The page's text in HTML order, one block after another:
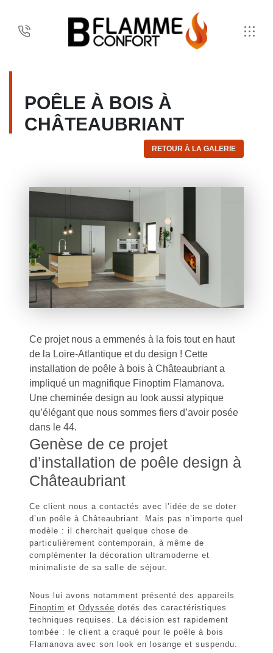
POÊLE À BOIS À
CHÂTEAUBRIANT
RETOUR À LA GALERIE
Ce projet nous a emmenés à la fois tout en haut
de la Loire-Atlantique et du design ! Cette
installation de poêle à bois à Châteaubriant a
impliqué un magnifique Finoptim Flamanova.
Une cheminée design au look aussi atypique
qu’élégant que nous sommes fiers d’avoir posée
dans le 44.
Genèse de ce projet
d’installation de poêle design à
Châteaubriant
Ce client nous a contactés avec l’idée de se doter
d’un poêle à Châteaubriant. Mais pas n’importe quel
modèle : il cherchait quelque chose de
particulièrement contemporain, à même de
complémenter la décoration ultramoderne et
minimaliste de sa salle de séjour.
Nous lui avons notamment présenté des appareils
Finoptim et Odyssée dotés des caractéristiques
techniques requises. La décision est rapidement
tombée : le client a craqué pour le poêle à bois
Flamanova avec son look en losange et suspendu.